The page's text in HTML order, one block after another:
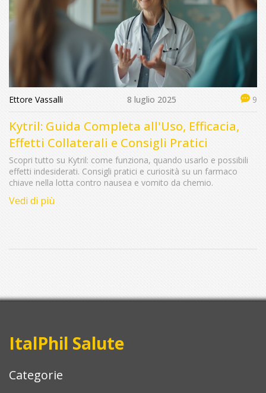
Ettore Vassalli 8 luglio 2025 9
Kytril: Guida Completa all'Uso, Efficacia,
Effetti Collaterali e Consigli Pratici
Scopri tutto su Kytril: come funziona, quando usarlo e possibili
effetti indesiderati. Consigli pratici e curiosità su un farmaco
chiave nella lotta contro nausea e vomito da chemio.
Vedi di più
ItalPhil Salute
Categorie